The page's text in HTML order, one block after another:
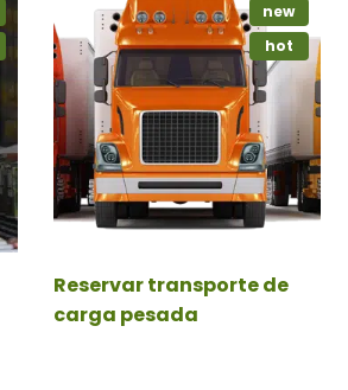
new
hot
Reservar transporte de
carga pesada